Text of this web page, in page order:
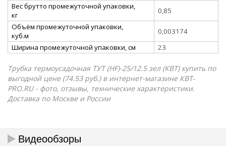
Вес брутто промежуточной упаковки,
кг
0,85
Объём промежуточной упаковки,
куб.м
0,003174
Ширина промежуточной упаковки, см
23
Трубка термоусадочная ТУТ (HF)-25/12.5 зел (КВТ) купить по
выгодной цене (74.53 руб.) в интернет-магазине КВТ-
PRO.RU - фото, отзывы, технические характеристики.
Доставка по Москве и России
Видеообзоры